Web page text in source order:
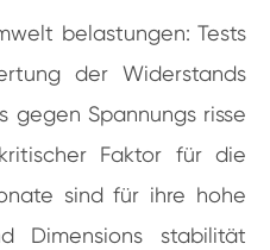
belastungen: Tests
der Widerstands
gegen Spannungs risse
Faktor für die
sind für ihre hohe
Dimensions stabilität